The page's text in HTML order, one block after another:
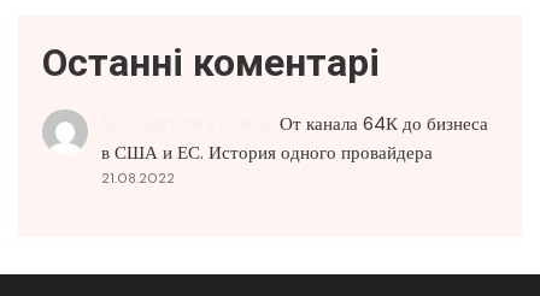
Останні коментарі
От канала 64К до бизнеса
в США и ЕС. История одного провайдера
21.08.2022